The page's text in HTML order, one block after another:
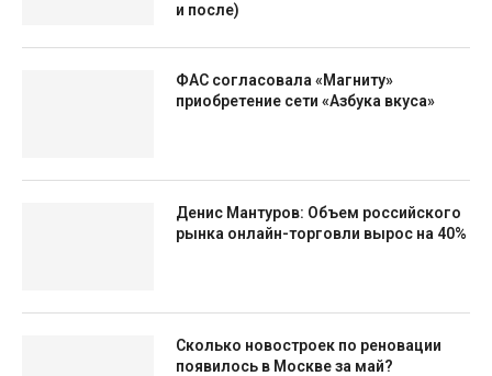
и после)
ФАС согласовала «Магниту»
приобретение сети «Азбука вкуса»
Денис Мантуров: Объем российского
рынка онлайн-торговли вырос на 40%
Сколько новостроек по реновации
появилось в Москве за май?